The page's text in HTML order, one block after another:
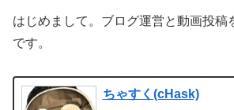
はじめまして。ブログ運営と動画投稿
です。
ちゃすく(cHask)